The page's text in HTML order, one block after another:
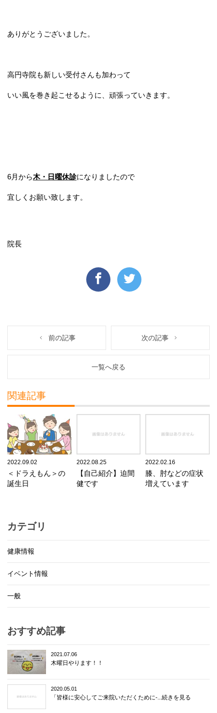
ありがとうございました。
高円寺院も新しい受付さんも加わって
いい風を巻き起こせるように、頑張っていきます。
6月から木・日曜休診になりましたので
宜しくお願い致します。
院長
前の記事 次の記事
一覧へ戻る
関連記事
2022.09.02
＜ドラえもん＞の
誕生日
2022.08.25
【自己紹介】迫間
健です
2022.02.16
膝、肘などの症状
増えています
カテゴリ
健康情報
イベント情報
一般
おすすめ記事
2021.07.06
木曜日やります！！
2020.05.01
「皆様に安心してご来院いただくために-...続きを見る